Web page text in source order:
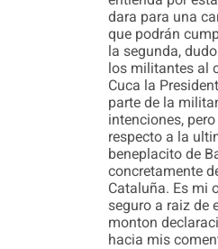
dara para una
que podrán
la segunda,
los militantes al
Cuca la
parte de la
intenciones,
respecto a la
beneplacito de
concretamente
Cataluña. Es mi
seguro a raiz de
monton
hacia mis